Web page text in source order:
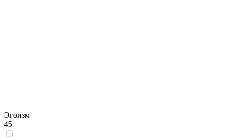
Эгоизм
45